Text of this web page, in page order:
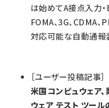
は始めてA接点入力
FOMA、3G、CDMA
対応可能な自動通報
［ユーザー投稿記事］
米国コンピュウェア
ウェア テスト ツー